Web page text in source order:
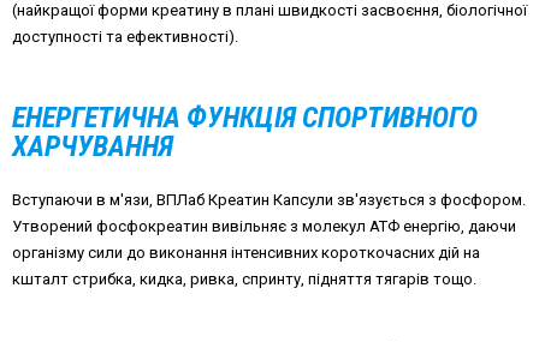
(найкращої форми креатину в плані швидкості засвоєння, біологічної
доступності та ефективності).
ЕНЕРГЕТИЧНА ФУНКЦІЯ СПОРТИВНОГО
ХАРЧУВАННЯ
Вступаючи в м'язи, ВПЛаб Креатин Капсули зв'язується з фосфором.
Утворений фосфокреатин вивільняє з молекул АТФ енергію, даючи
організму сили до виконання інтенсивних короткочасних дій на
кшталт стрибка, кидка, ривка, спринту, підняття тягарів тощо.